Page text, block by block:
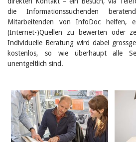
die Informationssuchenden
Mitarbeitenden von InfoDoc helfen,
(Internet-)Quellen zu bewerten oder
Individuelle Beratung wird dabei
kostenlos, so wie überhaupt alle
unentgeltlich sind.